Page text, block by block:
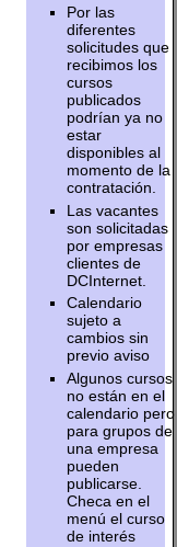
Por las
diferentes
solicitudes que
recibimos los
cursos
publicados
podrían ya no
estar
disponibles al
momento de la
contratación.
Las vacantes
son solicitadas
por empresas
clientes de
DCInternet.
Calendario
sujeto a
cambios sin
previo aviso
Algunos cursos
no están en el
calendario pero
para grupos de
una empresa
pueden
publicarse.
Checa en el
menú el curso
de interés